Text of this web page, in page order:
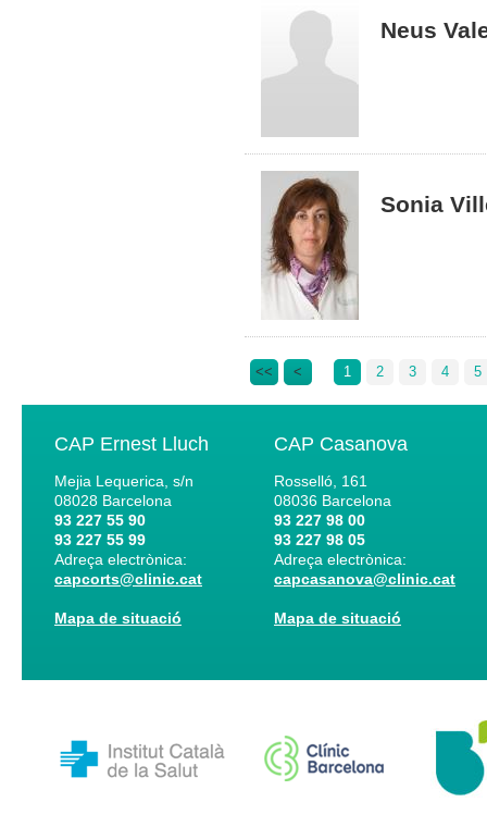
Neus
Sonia
<< < 1 2 3 4 5
CAP Ernest Lluch
Mejia Lequerica, s/n
08028 Barcelona
93 227 55 90
93 227 55 99
Adreça electrònica:
capcorts@clinic.cat
Mapa de situació
CAP Casanova
Rosselló, 161
08036 Barcelona
93 227 98 00
93 227 98 05
Adreça electrònica:
capcasanova@clinic.cat
Mapa de situació